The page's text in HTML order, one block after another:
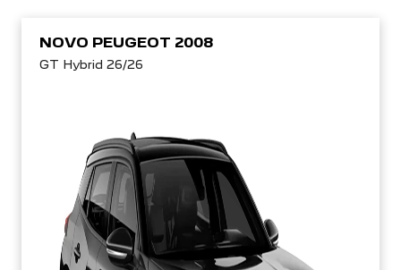
NOVO PEUGEOT 2008
GT Hybrid 26/26